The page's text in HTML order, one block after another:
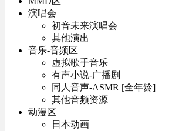
演唱会
初音未来演唱会
其他演出
音乐-音频区
虚拟歌手音乐
有声小说-广播剧
同人音声-ASMR [全年龄]
其他音频资源
动漫区
日本动画